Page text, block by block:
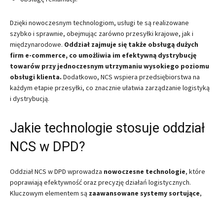
Dzięki nowoczesnym technologiom, usługi te są realizowane
szybko i sprawnie, obejmując zarówno przesyłki krajowe, jak i
międzynarodowe. Oddział zajmuje się także obsługą dużych
firm e-commerce, co umożliwia im efektywną dystrybucję
towarów przy jednoczesnym utrzymaniu wysokiego poziomu
obsługi klienta. Dodatkowo, NCS wspiera przedsiębiorstwa na
każdym etapie przesyłki, co znacznie ułatwia zarządzanie logistyką
i dystrybucją.
Jakie technologie stosuje oddział
NCS w DPD?
Oddział NCS w DPD wprowadza nowoczesne technologie, które
poprawiają efektywność oraz precyzję działań logistycznych.
Kluczowym elementem są zaawansowane systemy sortujące,